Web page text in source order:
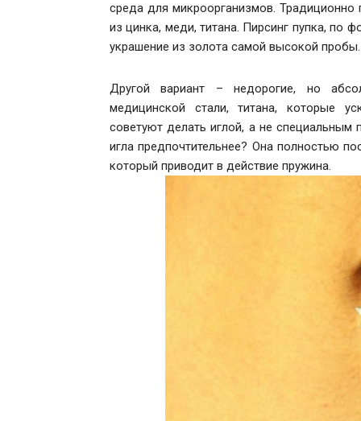
среда для микроорганизмов.
из цинка, меди, титана. Пирсинг пупка, по
украшение из золота самой высокой пробы.
Другой вариант – недорогие, но
медицинской стали, титана, которые
советуют делать иглой, а не специальным
игла предпочтительнее? Она полностью
который приводит в действие пружина.